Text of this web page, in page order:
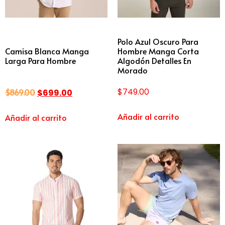
Camisa Blanca Manga
Larga Para Hombre
$869.00 $699.00
Añadir al carrito
Polo Azul Oscuro Para
Hombre Manga Corta
Algodón Detalles En
Morado
$749.00
Añadir al carrito